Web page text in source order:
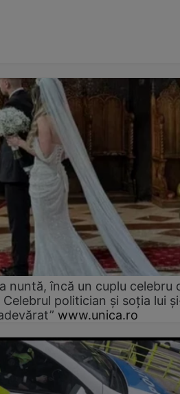
nuntă, încă un cuplu celebru
politician și soția lui
www.unica.ro